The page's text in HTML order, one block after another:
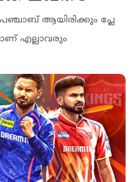
ആയിരിക്കും പ്ലേ
എല്ലാവരും